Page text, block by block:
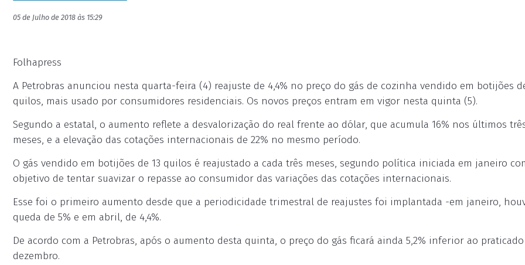
05 de Julho de 2018 às 15:29
Folhapress
A Petrobras anunciou nesta quarta-feira (4) reajuste de 4,4% no preço do gás de cozinha vendido em botijões
quilos, mais usado por consumidores residenciais. Os novos preços entram em vigor nesta quinta (5).
Segundo a estatal, o aumento reflete a desvalorização do real frente ao dólar, que acumula 16% nos últimos
meses, e a elevação das cotações internacionais de 22% no mesmo período.
O gás vendido em botijões de 13 quilos é reajustado a cada três meses, segundo política iniciada em janeiro
objetivo de tentar suavizar o repasse ao consumidor das variações das cotações internacionais.
Esse foi o primeiro aumento desde que a periodicidade trimestral de reajustes foi implantada -em janeiro,
queda de 5% e em abril, de 4,4%.
De acordo com a Petrobras, após o aumento desta quinta, o preço do gás ficará ainda 5,2% inferior ao praticado
dezembro.